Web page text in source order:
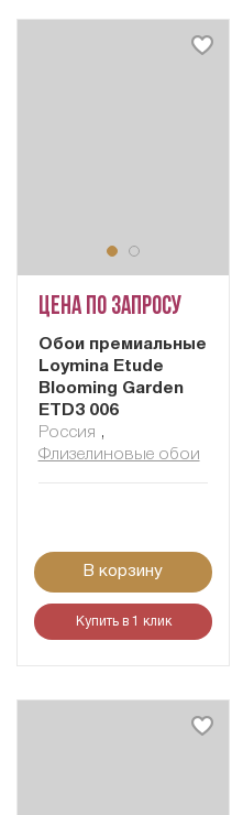
Цена по запросу
Обои премиальные
Loymina Etude
Blooming Garden
ETD3 006
Россия ,
Флизелиновые обои
В корзину
Купить в 1 клик